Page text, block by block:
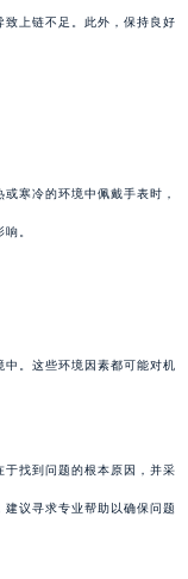
上链不足。此外，保持良好
寒冷的环境中佩戴手表时，
。
。这些环境因素都可能对机
找到问题的根本原因，并采
议寻求专业帮助以确保问题